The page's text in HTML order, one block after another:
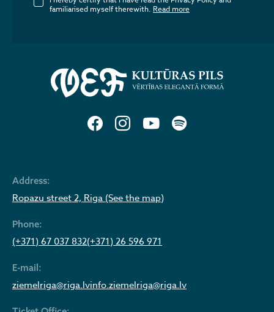
Address:
Ropazu street 2, Riga (See the map)
Phone:
(+371) 67 037 832(+371) 26 596 971
E-mail:
ziemelriga@riga.lvinfo.ziemelriga@riga.lv
familiarised myself therewith. Read more